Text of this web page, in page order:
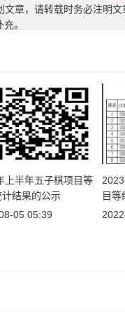
文章，请转载时务必注明
。
上半年五子棋项目等
结果的公示
05 05:39
目等